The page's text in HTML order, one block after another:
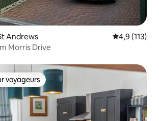
Andrews Évaluation
4,9 (113)
Morris Drive
les plus appréciés
voyageurs